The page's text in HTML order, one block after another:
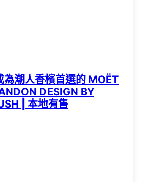
為潮人香檳首選的 MOËT
DESIGN BY
| 本地有售